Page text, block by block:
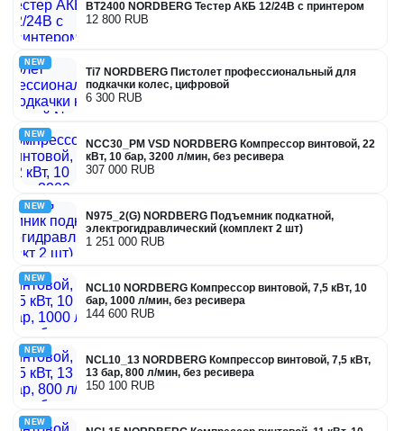
BT2400 NORDBERG Тестер АКБ 12/24В с принтером
12 800 RUB
NEW
Ti7 NORDBERG Пистолет профессиональный для
подкачки колес, цифровой
6 300 RUB
NEW
NCC30_PM VSD NORDBERG Компрессор винтовой, 22
кВт, 10 бар, 3200 л/мин, без ресивера
307 000 RUB
NEW
N975_2(G) NORDBERG Подъемник подкатной,
электрогидравлический (комплект 2 шт)
1 251 000 RUB
NEW
NCL10 NORDBERG Компрессор винтовой, 7,5 кВт, 10
бар, 1000 л/мин, без ресивера
144 600 RUB
NEW
NCL10_13 NORDBERG Компрессор винтовой, 7,5 кВт,
13 бар, 800 л/мин, без ресивера
150 100 RUB
NEW